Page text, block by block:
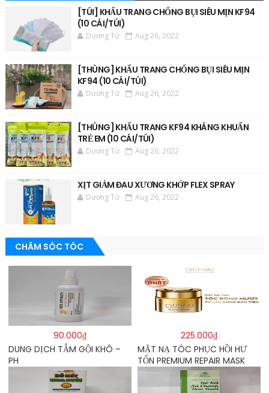
[TÚI] KHẨU TRANG CHỐNG BỤI SIÊU MỊN KF94
(10 CÁI/TÚI)
Dương Tử Aug 26, 2022
[THÙNG] KHẨU TRANG CHỐNG BỤI SIÊU MỊN
KF94 (10 CÁI/TÚI)
Dương Tử Aug 26, 2022
[THÙNG] KHẨU TRANG KF94 KHÁNG KHUẨN
TRẺ EM (10 CÁI/TÚI)
Dương Tử Aug 26, 2022
XỊT GIẢM ĐAU XƯƠNG KHỚP FLEX SPRAY
Dương Tử Aug 26, 2022
CHĂM SÓC TÓC
90.000₫
DUNG DỊCH TẮM GỘI KHÔ –
PH
225.000₫
MẶT NẠ TÓC PHỤC HỒI HƯ
TỔN PREMIUM REPAIR MASK
180G – TSUBAKI